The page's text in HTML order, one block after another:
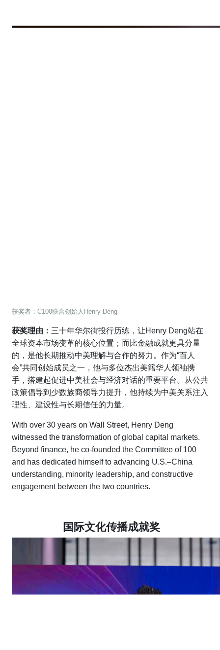
获奖者：C100联合创始人Henry Deng
获奖理由： 三十年华尔街投行历练，让Henry Deng站在
全球资本市场变革的核心位置；而比金融成就更具分量
的，是他长期推动中美理解与合作的努力。作为“百人
会”共同创始成员之一，他与多位杰出美籍华人领袖携
手，搭建起促进中美社会与经济对话的重要平台。从公共
政策倡导到少数族裔领导力提升，他持续为中美关系注入
理性、建设性与长期信任的力量。
With over 30 years on Wall Street, Henry Deng
witnessed the transformation of global capital markets.
Beyond finance, he co-founded the Committee of 100
and has dedicated himself to advancing U.S.–China
understanding, minority leadership, and constructive
engagement between the two countries.
国际文化传播成就奖